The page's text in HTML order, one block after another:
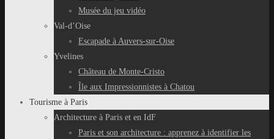
Musée du jeu vidéo
Val-d’Oise
Escapade à Auvers-sur-Oise
Yvelines
Château de Monte-Cristo
Île aux Impressionnistes à Chatou
Tourisme à Paris
Architecture à Paris et en IdF
Paris et son architecture : apprenez à identifier les